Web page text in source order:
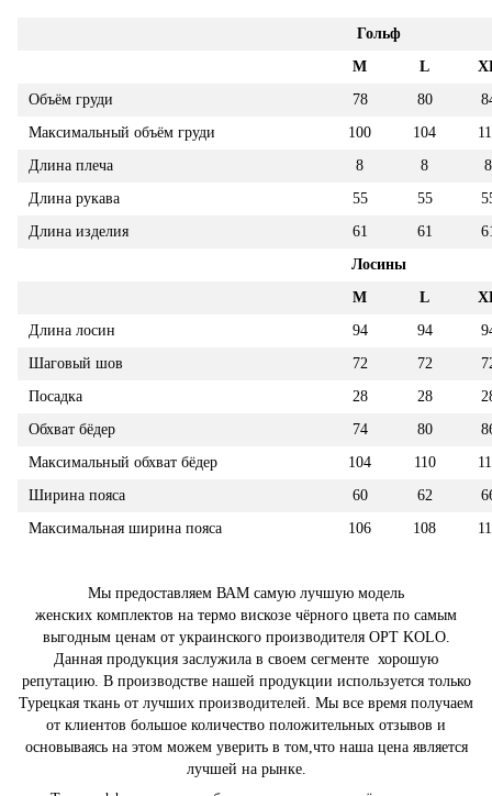
Гольф
M
L
Объём груди
78 80
Максимальный объём груди
100 104
Длина плеча
8 8
8
Длина рукава
55 55
Длина изделия
61 61
Лосины
M
L
Длина лосин
94 94
Шаговый шов
72 72
Посадка
28 28
Обхват бёдер
74 80
Максимальный обхват бёдер
104 110
Ширина пояса
60 62
Максимальная ширина пояса
106 108
Мы предоставляем ВАМ самую лучшую модель
женских комплектов на термо вискозе чёрного цвета по самым
выгодным ценам от украинского производителя OPT KOLO.
Данная продукция заслужила в своем сегменте хорошую
репутацию. В производстве нашей продукции используется только
Турецкая ткань от лучших производителей. Мы все время получаем
от клиентов большое количество положительных отзывов и
основываясь на этом можем уверить в том,что наша цена является
лучшей на рынке.